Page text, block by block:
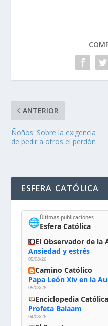
ANTERIOR
Ñoños: Sobre la exigencia
de pedir a otros el perdón
ESFERA CATÓLICA
🌐Últimas publicaciones
Esfera Católica
El Observador de la
Ansiedad y estrés
05/08/26
Camino Católico
05/08/26
Enciclopedia Católica
Profeta Balaam
04/08/26